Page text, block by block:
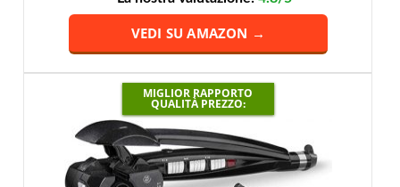
VEDI SU AMAZON →
MIGLIOR RAPPORTO
QUALITÀ PREZZO: